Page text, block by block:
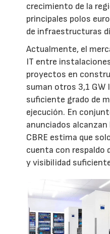
crecimiento de la
principales polos
de infraestructuras
Actualmente, el
IT entre
proyectos en
suman otros 3,1 GW
suficiente grado de
ejecución. En
anunciados alcanzan
CBRE estima que
cuenta con respaldo
y visibilidad